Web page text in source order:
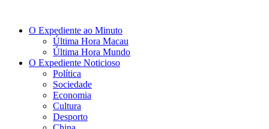
O Expediente ao Minuto
Última Hora Macau
Última Hora Mundo
O Expediente Noticioso
Política
Sociedade
Economia
Cultura
Desporto